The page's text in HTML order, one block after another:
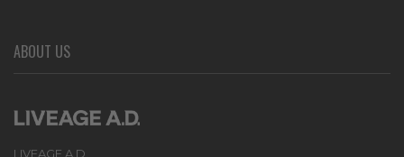
ABOUT US
LIVEAGE A.D.